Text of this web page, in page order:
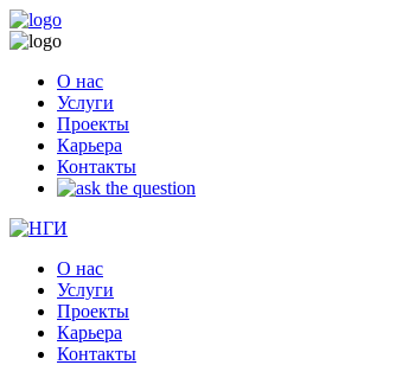
О нас
Услуги
Проекты
Карьера
Контакты
О нас
Услуги
Проекты
Карьера
Контакты